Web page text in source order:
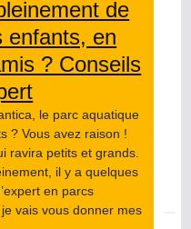
de
enfants, en
? Conseils
le parc aquatique
? Vous avez raison !
ravira petits et grands.
il y a quelques
en parcs
vais vous donner mes